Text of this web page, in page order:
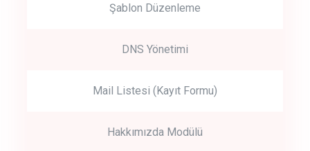
Şablon Düzenleme
DNS Yönetimi
Mail Listesi (Kayıt Formu)
Hakkımızda Modülü